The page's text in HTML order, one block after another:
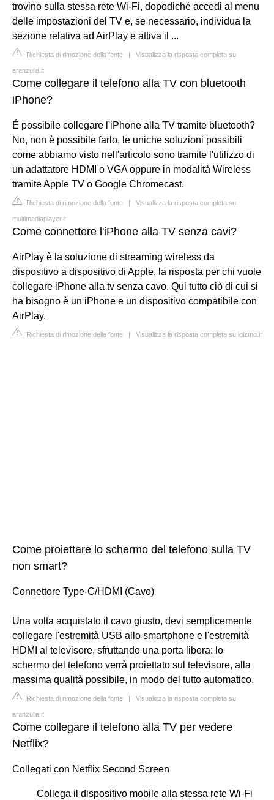
trovino sulla stessa rete Wi-Fi, dopodiché accedi al menu
delle impostazioni del TV e, se necessario, individua la
sezione relativa ad AirPlay e attiva il ...
Richiesta di rimozione della fonte | Visualizza la risposta completa su
aranzulla.it
Come collegare il telefono alla TV con bluetooth
iPhone?
É possibile collegare l'iPhone alla TV tramite bluetooth?
No, non è possibile farlo, le uniche soluzioni possibili
come abbiamo visto nell'articolo sono tramite l'utilizzo di
un adattatore HDMI o VGA oppure in modalità Wireless
tramite Apple TV o Google Chromecast.
Richiesta di rimozione della fonte | Visualizza la risposta completa su
multimediaplayer.it
Come connettere l'iPhone alla TV senza cavi?
AirPlay è la soluzione di streaming wireless da
dispositivo a dispositivo di Apple, la risposta per chi vuole
collegare iPhone alla tv senza cavo. Qui tutto ciò di cui si
ha bisogno è un iPhone e un dispositivo compatibile con
AirPlay.
Richiesta di rimozione della fonte | Visualizza la risposta completa su igizmo.it
Come proiettare lo schermo del telefono sulla TV
non smart?
Connettore Type-C/HDMI (Cavo)
Una volta acquistato il cavo giusto, devi semplicemente
collegare l'estremità USB allo smartphone e l'estremità
HDMI al televisore, sfruttando una porta libera: lo
schermo del telefono verrà proiettato sul televisore, alla
massima qualità possibile, in modo del tutto automatico.
Richiesta di rimozione della fonte | Visualizza la risposta completa su
aranzulla.it
Come collegare il telefono alla TV per vedere
Netflix?
Collegati con Netflix Second Screen
Collega il dispositivo mobile alla stessa rete Wi-Fi